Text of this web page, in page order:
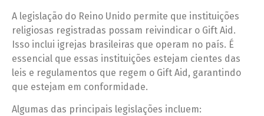
A legislação do Reino Unido permite que instituições
religiosas registradas possam reivindicar o Gift Aid.
Isso inclui igrejas brasileiras que operam no país. É
essencial que essas instituições estejam cientes das
leis e regulamentos que regem o Gift Aid, garantindo
que estejam em conformidade.
Algumas das principais legislações incluem: